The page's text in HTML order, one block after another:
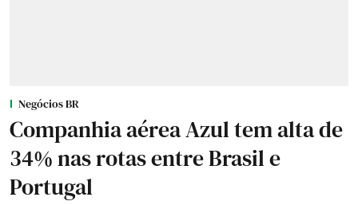
Negócios BR
Companhia aérea Azul tem alta de
34% nas rotas entre Brasil e
Portugal